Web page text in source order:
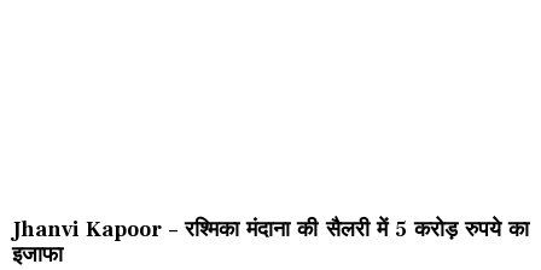
Jhanvi Kapoor – रश्मिका मंदाना की सैलरी में 5 करोड़ रुपये का
इजाफा